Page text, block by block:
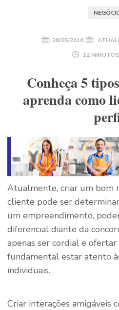
26/05/2016
12
Conheça 5
aprenda como
Atualmente, criar um bom
cliente pode ser
um empreendimento,
diferencial diante da
apenas ser cordial e ofertar
fundamental estar atento
individuais.
Criar interações amigáveis